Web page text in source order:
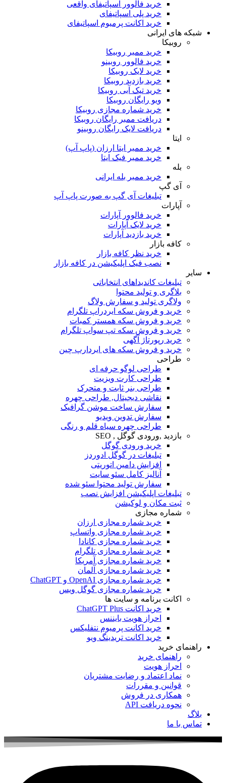
خرید فالوور اسپاتیفای واقعی
خرید پلی اسپاتیفای
خرید اکانت پرمیوم اسپاتیفای
شبکه های ایرانی
روبیکا
خرید ممبر روبیکا
خرید فالوور روبینو
خرید لایک روبیکا
خرید بازدید روبیکا
خرید تیک آبی روبیکا
ویو رایگان روبیکا
خرید شماره مجازی روبیکا
دریافت ممبر رایگان روبیکا
دریافت لایک رایگان روبینو
ایتا
خرید ممبر ایتا ارزان (پاپ آپ)
خرید ممبر فیک ایتا
بله
خرید ممبر بله ایرانی
آی گپ
تبلیغات آی گپ به صورت پاپ آپ
آپارات
خرید فالوور آپارات
خرید لایک آپارات
خرید بازدید آپارات
کافه بازار
خرید نظر کافه بازار
نصب فیک اپلیکیشن در کافه بازار
سایر
تبلیغات کاندیداهای انتخاباتی
بلاگری و تولید محتوا
ولاگری تولید و سفارش ولاگ
خرید و فروش سکه ایردراپ تلگرام
خرید و فروش سکه همستر کمبات
خرید و فروش سکه تپ سواپ تلگرام
خرید رپورتاژ آگهی
خرید و فروش سکه های ایردارپ چین
طراحی
طراحی لوگو حرفه ای
طراحی کارت ویزیت
طراحی بنر ثابت و متحرک
نقاشی دیجیتال, طراحی چهره
سفارش ساخت موشن گرافیک
سفارش تدوین ویدیو
طراحی چهره سیاه قلم و رنگی
بازدید ,ورودی گوگل , SEO
خرید ورودی گوگل
تبلیغات در گوگل ادوردز
افزایش دامین اتوریتی
آنالیز کامل سئو سایت
سفارش تولید محتوا سئو شده
تبلیغات اپلیکیشن افزایش نصب
ثبت مکان و لوکیشن
شماره مجازی
خرید شماره مجازی ارزان
خرید شماره مجازی واتساپ
خرید شماره مجازی کانادا
خرید شماره مجازی تلگرام
خرید شماره مجازی آمریکا
خرید شماره مجازی آلمان
خرید شماره مجازی OpenAI و ChatGPT
خرید شماره مجازی گوگل ویس
اکانت برنامه و سایت ها
خرید اکانت ChatGPT Plus
احراز هویت بایننس
خرید اکانت پرمیوم نتفلیکس
خرید اکانت تریدینگ ویو
راهنمای خرید
راهنمای خرید
احراز هویت
نماد اعتماد و رضایت مشتریان
قوانین و مقررات
همکاری در فروش
نحوه دریافت API
بلاگ
تماس با ما